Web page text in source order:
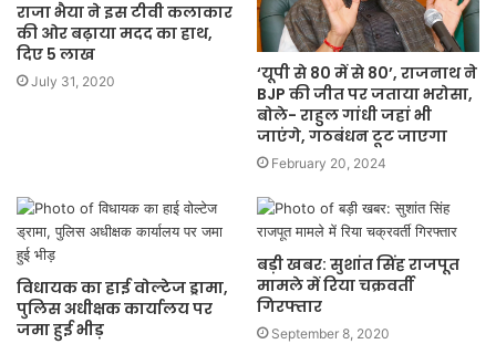
राजा भैया ने इस टीवी कलाकार
की ओर बढ़ाया मदद का हाथ,
दिए 5 लाख
July 31, 2020
‘यूपी से 80 में से 80’, राजनाथ ने
BJP की जीत पर जताया भरोसा,
बोले- राहुल गांधी जहां भी
जाएंगे, गठबंधन टूट जाएगा
February 20, 2024
विधायक का हाई वोल्टेज ड्रामा,
पुलिस अधीक्षक कार्यालय पर
जमा हुई भीड़
बड़ी खबर: सुशांत सिंह राजपूत
मामले में रिया चक्रवर्ती
गिरफ्तार
September 8, 2020